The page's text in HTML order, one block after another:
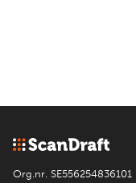
Org.nr. SE556254836101